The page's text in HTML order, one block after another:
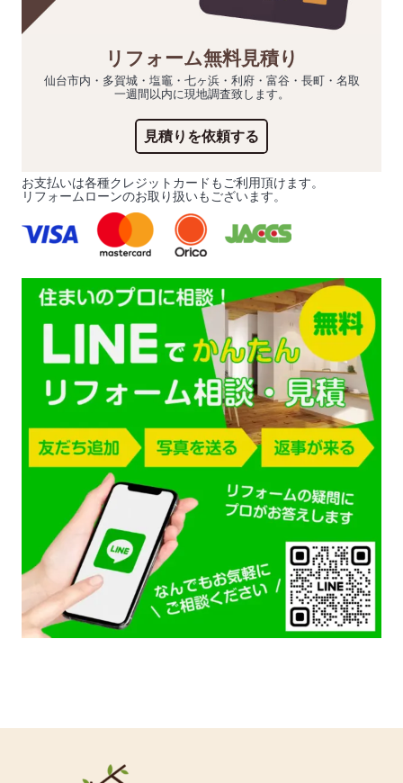
リフォーム無料見積り
仙台市内・多賀城・塩竈・七ヶ浜・利府・富谷・長町・名取
一週間以内に現地調査致します。
見積りを依頼する
お支払いは各種クレジットカードもご利用頂けます。
リフォームローンのお取り扱いもございます。